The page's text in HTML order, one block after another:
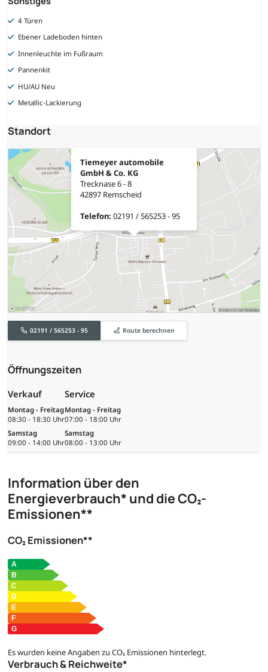
4 Türen
Ebener Ladeboden hinten
Innenleuchte im Fußraum
Pannenkit
HU/AU Neu
Metallic-Lackierung
Standort
Tiemeyer automobile
GmbH & Co. KG
Trecknase 6 - 8
42897 Remscheid
Telefon: 02191 / 565253 - 95
02191 / 565253 - 95 Route berechnen
Öffnungszeiten
Verkauf
Montag - Freitag
08:30 - 18:30 Uhr
Samstag
09:00 - 14:00 Uhr
Service
Montag - Freitag
07:00 - 18:00 Uhr
Samstag
08:00 - 13:00 Uhr
Information über den
Energieverbrauch* und die CO₂-
Emissionen**
CO₂ Emissionen**
Es wurden keine Angaben zu CO₂ Emissionen hinterlegt.
Verbrauch & Reichweite*